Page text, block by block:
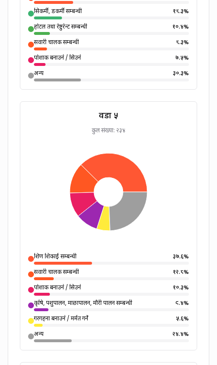
सिकर्मी, डकर्मी सम्बन्धी १८.३%
होटल तथा रेष्टुरेन्ट सम्बन्धी
१०.४%
सवारी चालक सम्बन्धी
८.३%
पोशाक बनाउने / सिउने
७.५%
अन्य
३०.३%
वडा ५
कुल संख्या: २३४
शिक्षण शिकाई सम्बन्धी ३७.६%
सवारी चालक सम्बन्धी
१२.८%
पोशाक बनाउने / सिउने
१०.३%
कृषि, पशुपालन, माछापालन, मौरी पालन सम्बन्धी
९.४%
गरगहना बनाउने / मर्मत गर्ने
५.६%
अन्य
२४.४%